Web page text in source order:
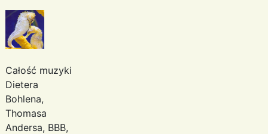
Całość muzyki
Dietera
Bohlena,
Thomasa
Andersa, BBB,